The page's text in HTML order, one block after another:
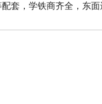
套，学铁商齐全，东面